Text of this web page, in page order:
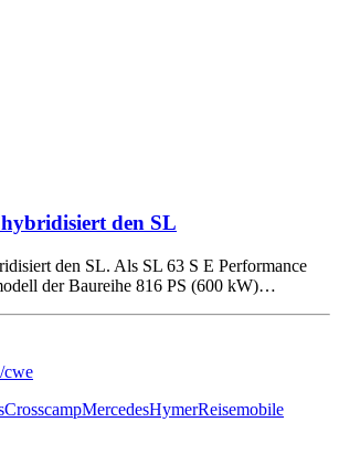
den SL
den SL. Als SL 63 S E Performance
der Baureihe 816 PS (600 kW)…
cwe
CrosscampMercedesHymerReisemobile